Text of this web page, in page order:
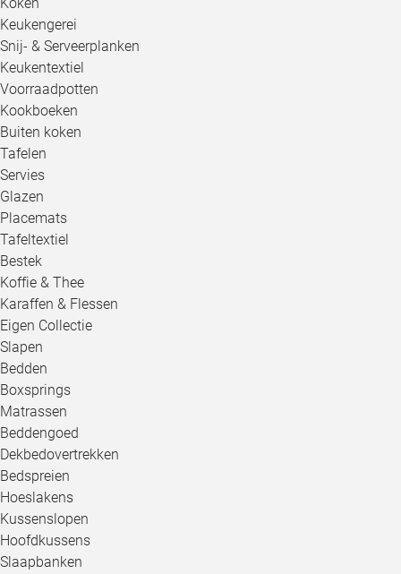
Keukengerei
Snij- & Serveerplanken
Keukentextiel
Voorraadpotten
Kookboeken
Buiten koken
Tafelen
Servies
Glazen
Placemats
Tafeltextiel
Bestek
Koffie & Thee
Karaffen & Flessen
Eigen Collectie
Slapen
Bedden
Boxsprings
Matrassen
Beddengoed
Dekbedovertrekken
Bedspreien
Hoeslakens
Kussenslopen
Hoofdkussens
Slaapbanken